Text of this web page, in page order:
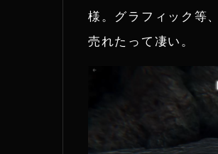
e
様。グラフィック等
売れたって凄い。